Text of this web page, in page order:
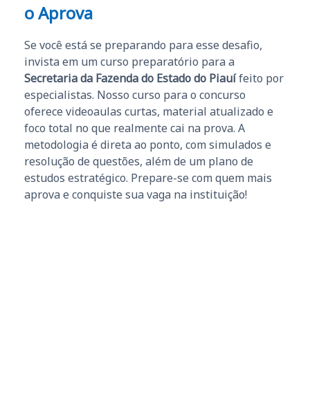
o Aprova
Se você está se preparando para esse desafio,
invista em um curso preparatório para a
Secretaria da Fazenda do Estado do Piauífeito por
especialistas. Nosso curso para o concurso
oferece videoaulas curtas, material atualizado e
foco total no que realmente cai na prova. A
metodologia é direta ao ponto, com simulados e
resolução de questões, além de um plano de
estudos estratégico. Prepare-se com quem mais
aprova e conquiste sua vaga na instituição!